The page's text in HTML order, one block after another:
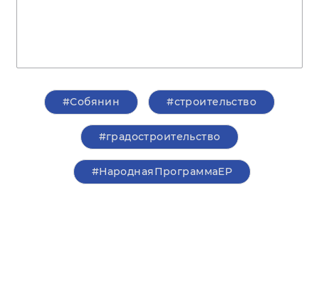
#Собянин #строительство
#градостроительство
#НароднаяПрограммаЕР